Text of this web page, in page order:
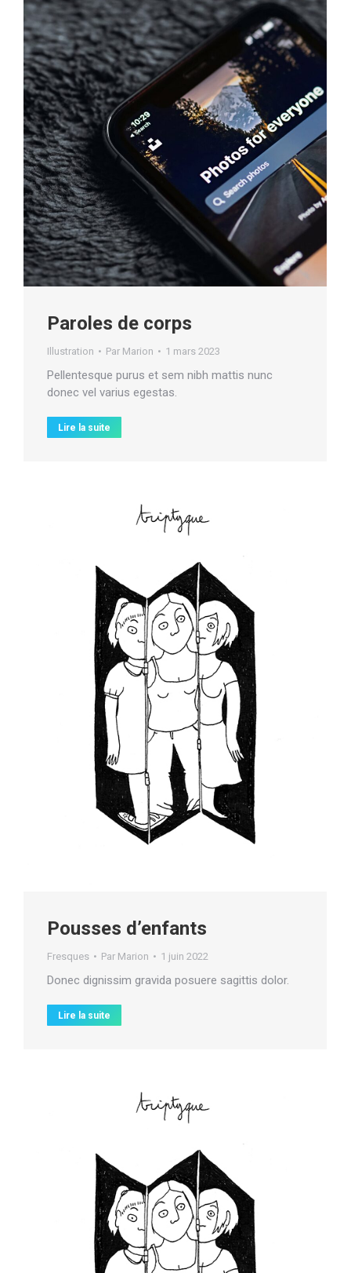
Paroles de corps
Illustration Par Marion 1 mars 2023
Pellentesque purus et sem nibh mattis nunc
donec vel varius egestas.
Lire la suite
Pousses d’enfants
Fresques Par Marion 1 juin 2022
Donec dignissim gravida posuere sagittis dolor.
Lire la suite